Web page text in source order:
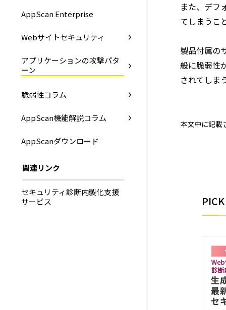
AppScan Enterprise
Webサイトセキュリティ
アプリケーションの攻撃パタ
ーン
脆弱性コラム
AppScan機能解説コラム
AppScanダウンロード
関連リンク
セキュリティ診断内製化支援
サービス
また、デフ
てしまうこ
製品付属の
般に脆弱性
されてしま
本文中に記載